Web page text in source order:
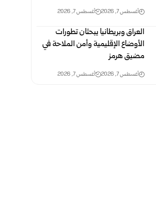
أغسطس 7, 2026 أغسطس 7, 2026
العراق وبريطانيا يبحثان تطورات
الأوضاع الإقليمية وأمن الملاحة في
مضيق هرمز
أغسطس 7, 2026 أغسطس 7, 2026